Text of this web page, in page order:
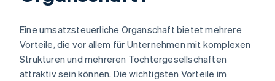
Eine umsatzsteuerliche Organschaft bietet mehrere
Vorteile, die vor allem für Unternehmen mit komplexen
Strukturen und mehreren Tochtergesellschaften
attraktiv sein können. Die wichtigsten Vorteile im